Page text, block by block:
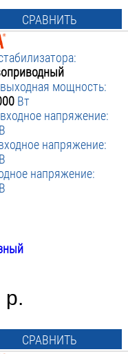
СРАВНИТЬ
мощность:
Вт
напряжение:
В
напряжение:
В
напряжение:
В
р.
СРАВНИТЬ